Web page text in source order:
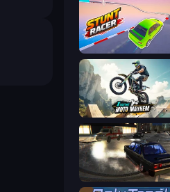
Stunt Racer
Xtreme Moto Mayhem